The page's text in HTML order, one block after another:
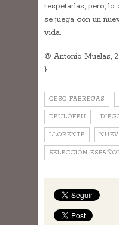
respetarlas, pero,
se juega con un
vida.
© Antonio Muelas,
}
CESC FABREGAS
DEULOFEU
LLORENTE
SELECCIÓN